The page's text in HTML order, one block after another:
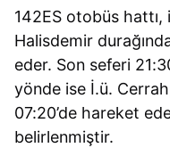
142ES otobüs
Halisdemir
eder. Son seferi
yönde ise İ.ü.
07:20’de hareket
belirlenmiştir.